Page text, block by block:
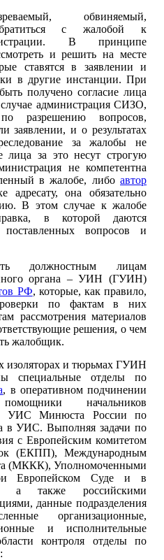
обвиняемый,
с жалобой к
В принципе
и решить на месте
ставятся в заявлении и
в другие инстанции. При
получено согласие лица
администрация СИЗО,
разрешению вопросов,
заявлении, и о результатах
за жалобы не
лица за это несут строгую
не компетентна
в жалобе, либо автор
адресату, она обязательно
В этом случае к жалобе
в которой даются
вопросов и
должностным лицам
органа – УИН (ГУИН)
РФ, которые, как правило,
по фактам в них
рассмотрения материалов
решения, о чем
жалобщик.
изоляторах и тюрьмах ГУИН
специальные отделы по
, в оперативном подчинении
начальников
УИС Минюста России по
в УИС. Выполняя задачи по
с Европейским комитетом
(ЕКПП), Международным
(МККК), Уполномоченными
Европейском Суде и в
а также российскими
данные подразделения
организационные,
и исполнительные
контроля отделы по